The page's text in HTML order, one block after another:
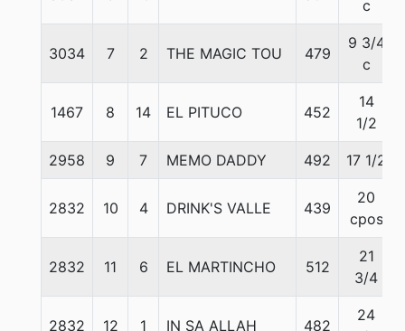
c
3034 7 2 THE MAGIC TOU 479
9 3/4
c
1467 8 14 EL PITUCO 452
14
1/2
2958 9 7 MEMO DADDY 492 17 1/2
2832 10 4 DRINK'S VALLE 439
20
cpos
2832 11 6 EL MARTINCHO 512
21
3/4
2832 12 1 IN SA ALLAH 482
24